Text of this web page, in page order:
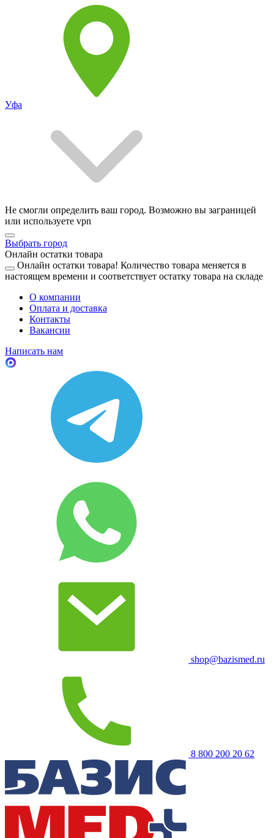
Уфа
Не смогли определить ваш город. Возможно вы заграницей
или используете vpn
Выбрать город
Онлайн остатки товара
Онлайн остатки товара! Количество товара меняется в
настоящем времени и соответствует остатку товара на складе
О компании
Оплата и доставка
Контакты
Вакансии
Написать нам
shop@bazismed.ru
8 800 200 20 62